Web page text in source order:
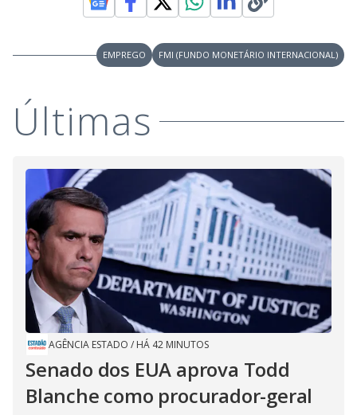
EMPREGO FMI (FUNDO MONETÁRIO INTERNACIONAL)
Últimas
AGÊNCIA ESTADO / HÁ 42 MINUTOS
Senado dos EUA aprova Todd
Blanche como procurador-geral